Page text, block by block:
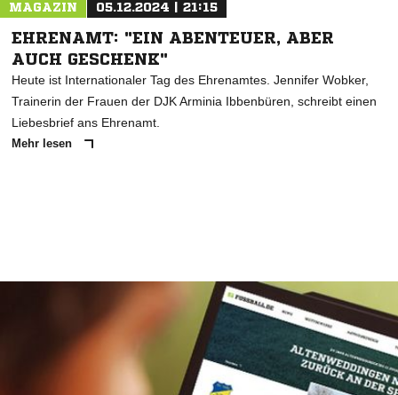
MAGAZIN 05.12.2024 | 21:15
EHRENAMT: "EIN ABENTEUER, ABER
AUCH GESCHENK"
Heute ist Internationaler Tag des Ehrenamtes. Jennifer Wobker,
Trainerin der Frauen der DJK Arminia Ibbenbüren, schreibt einen
Liebesbrief ans Ehrenamt.
Mehr lesen